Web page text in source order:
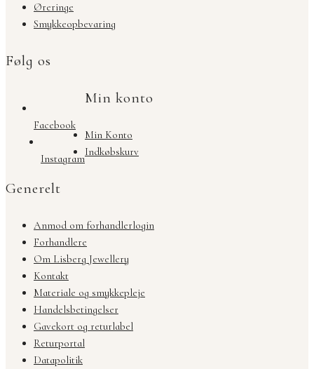
Øreringe
Smykkeopbevaring
Følg os
Facebook
Instagram
Min konto
Min Konto
Indkøbskurv
Generelt
Anmod om forhandlerlogin
Forhandlere
Om Lisberg Jewellery
Kontakt
Materiale og smykkepleje
Handelsbetingelser
Gavekort og returlabel
Returportal
Datapolitik